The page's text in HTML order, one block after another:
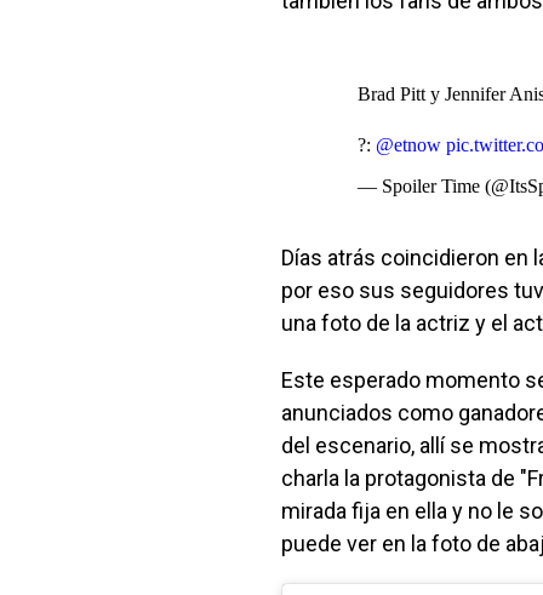
Brad Pitt y Jennifer
?: @etnow
— Spoiler Time
Días atrás coincidieron en
por eso sus seguidores
una foto de la actriz y el
Este esperado momento
anunciados como
del escenario, allí se
charla la protagonista de
mirada fija en ella y no le
puede ver en la foto de